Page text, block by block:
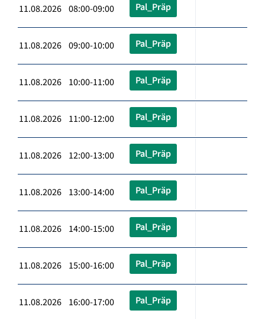
11.08.2026 08:00-09:00 Pal_Präp
11.08.2026 09:00-10:00 Pal_Präp
11.08.2026 10:00-11:00 Pal_Präp
11.08.2026 11:00-12:00 Pal_Präp
11.08.2026 12:00-13:00 Pal_Präp
11.08.2026 13:00-14:00 Pal_Präp
11.08.2026 14:00-15:00 Pal_Präp
11.08.2026 15:00-16:00 Pal_Präp
11.08.2026 16:00-17:00 Pal_Präp